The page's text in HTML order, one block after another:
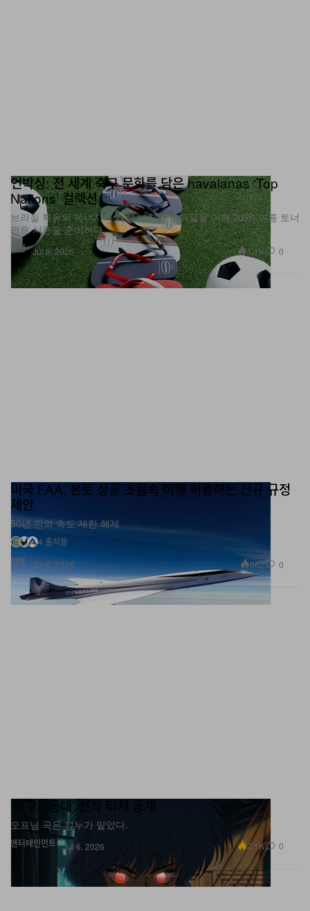
패션
언박싱: 전 세계 축구 문화를 담은 havaianas ‘Top
Nations’ 컬렉션
브라질 특유의 에너지와 개성 넘치는 스타일을 더해 2026 여름 토너
먼트 시즌을 준비하다.
Jul 9, 2026 1.1K 0
여행
미국 FAA, 본토 상공 초음속 비행 허용하는 신규 규정
제안
50년 만의 속도 제한 해제
4 출처들
Jul 6, 2026
962 0
엔터테인먼트
‘공각기동대’ 신작 티저 공개
오프닝 곡은 킹누가 맡았다.
Jul 6, 2026 2.1K 0